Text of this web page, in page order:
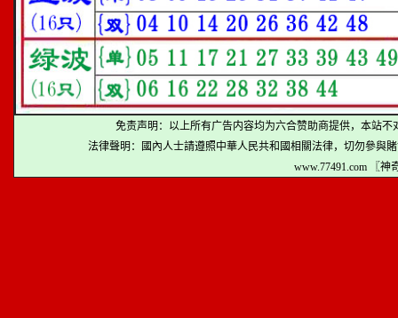
免责声明：以上所有广告内容均为六合赞助商提供，本站
法律聲明：國內人士請遵照中華人民共和國相關法律，切勿參與
www.77491.com 〖神